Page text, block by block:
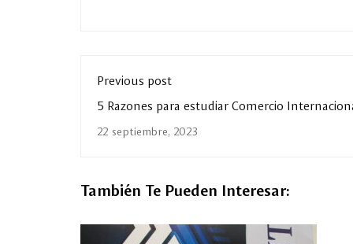
Previous post
5 Razones para estudiar Comercio
22 septiembre, 2023
También Te Pueden Interesar: